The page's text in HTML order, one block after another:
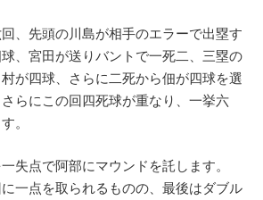
、先頭の川島が相手のエラーで出塁す
、宮田が送りバントで一死二、三塁の
が四球、さらに二死から佃が四球を選
らにこの回四死球が重なり、一挙六
。
失点で阿部にマウンドを託します。
一点を取られるものの、最後はダブル